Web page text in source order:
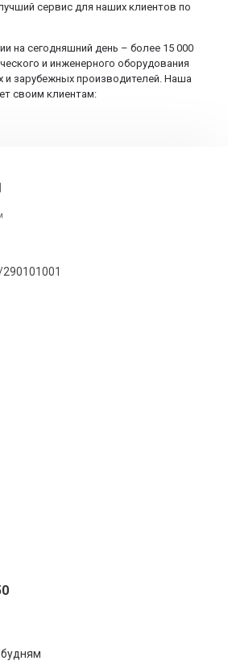
сервис для наших клиентов по
на сегодняшний день – более 15 000
и инженерного оборудования
и зарубежных производителей. Наша
своим клиентам:
консультация клиентов
нашей компании
предложение
поставки заказных
клиентов
скомплектованных
для монтажа
новых гражданских,
водоснабжения;
будням